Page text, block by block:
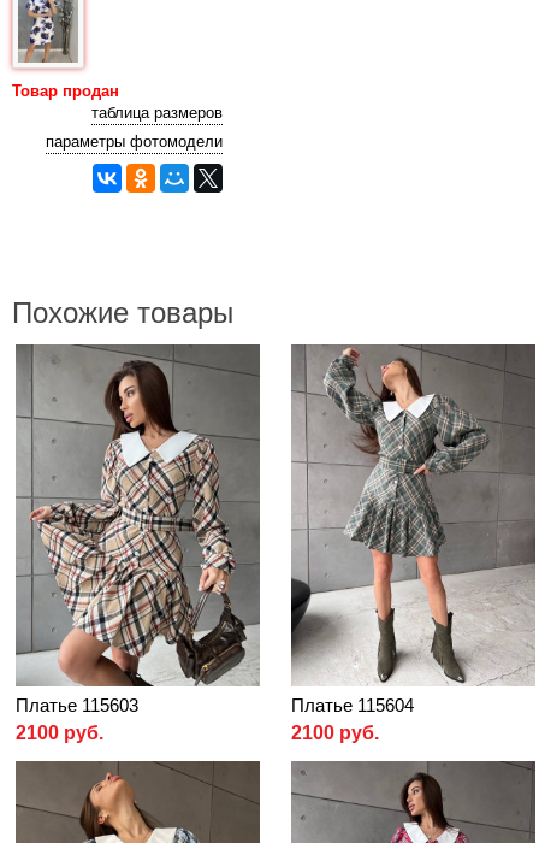
Товар продан
таблица размеров
параметры фотомодели
Похожие товары
Платье 115603
2100 руб.
Платье 115604
2100 руб.